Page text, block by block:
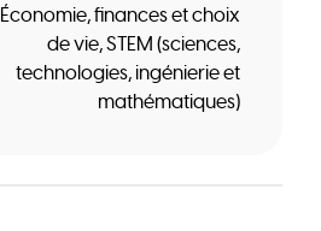
Économie, finances et choix
de vie STEM (sciences,
technologies, ingénierie et
mathématiques)